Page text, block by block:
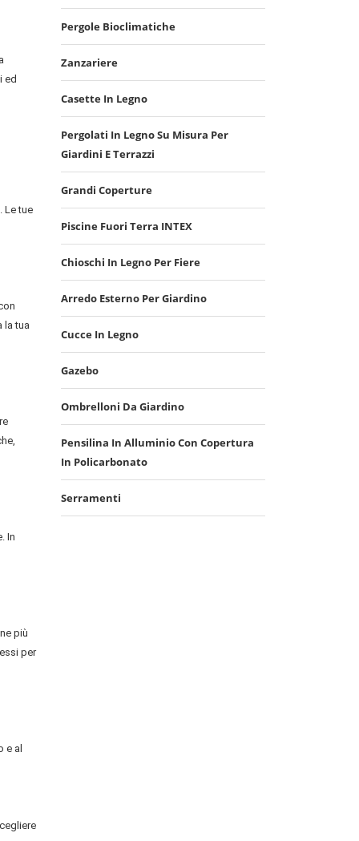
ed
Le tue
la tua
In
più
per
e al
Pergole Bioclimatiche
Zanzariere
Casette In Legno
Pergolati In Legno Su Misura Per
Giardini E Terrazzi
Grandi Coperture
Piscine Fuori Terra INTEX
Chioschi In Legno Per Fiere
Arredo Esterno Per Giardino
Cucce In Legno
Gazebo
Ombrelloni Da Giardino
Pensilina In Alluminio Con Copertura
In Policarbonato
Serramenti